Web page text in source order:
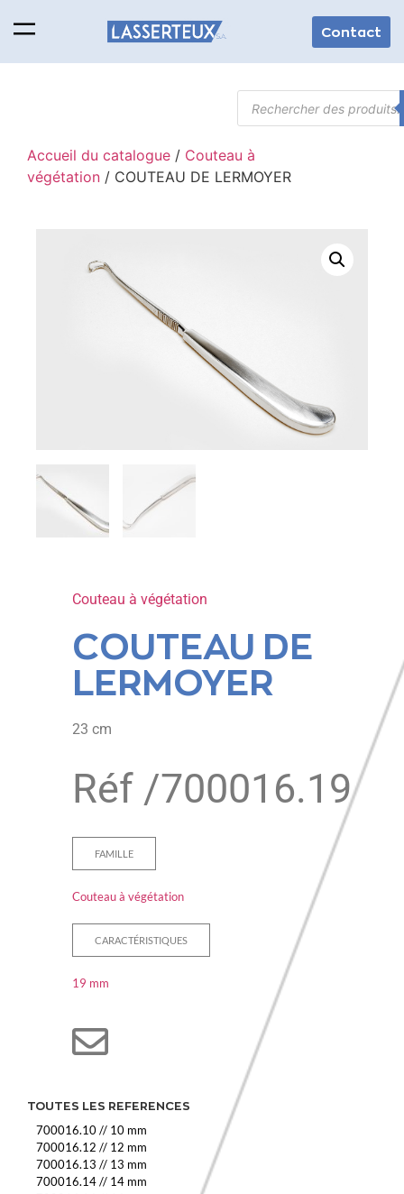
Contact
Accueil du catalogue / Couteau à
végétation / COUTEAU DE LERMOYER
Couteau à végétation
COUTEAU DE
LERMOYER
23 cm
Réf /700016.19
FAMILLE
Couteau à végétation
CARACTÉRISTIQUES
19 mm
TOUTES LES REFERENCES
700016.10// 10 mm
700016.12 // 12 mm
700016.13 // 13 mm
700016.14// 14 mm